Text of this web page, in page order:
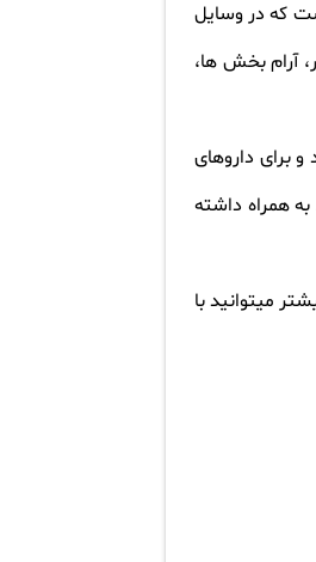
که در وسایل
آرام بخش ها،
برای داروهای
همراه داشته
میتوانید با